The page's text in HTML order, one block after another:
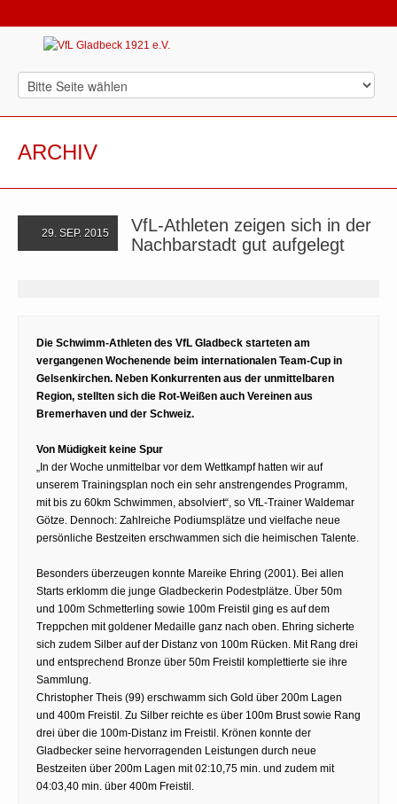
ARCHIV
29. SEP. 2015
VfL-Athleten zeigen sich in der
Nachbarstadt gut aufgelegt
Die Schwimm-Athleten des VfL Gladbeck starteten am
vergangenen Wochenende beim internationalen Team-Cup in
Gelsenkirchen. Neben Konkurrenten aus der unmittelbaren
Region, stellten sich die Rot-Weißen auch Vereinen aus
Bremerhaven und der Schweiz.
Von Müdigkeit keine Spur
„In der Woche unmittelbar vor dem Wettkampf hatten wir auf
unserem Trainingsplan noch ein sehr anstrengendes Programm,
mit bis zu 60km Schwimmen, absolviert“, so VfL-Trainer Waldemar
Götze. Dennoch: Zahlreiche Podiumsplätze und vielfache neue
persönliche Bestzeiten erschwammen sich die heimischen Talente.
Besonders überzeugen konnte Mareike Ehring (2001). Bei allen
Starts erklomm die junge Gladbeckerin Podestplätze. Über 50m
und 100m Schmetterling sowie 100m Freistil ging es auf dem
Treppchen mit goldener Medaille ganz nach oben. Ehring sicherte
sich zudem Silber auf der Distanz von 100m Rücken. Mit Rang drei
und entsprechend Bronze über 50m Freistil komplettierte sie ihre
Sammlung.
Christopher Theis (99) erschwamm sich Gold über 200m Lagen
und 400m Freistil. Zu Silber reichte es über 100m Brust sowie Rang
drei über die 100m-Distanz im Freistil. Krönen konnte der
Gladbecker seine hervorragenden Leistungen durch neue
Bestzeiten über 200m Lagen mit 02:10,75 min. und zudem mit
04:03,40 min. über 400m Freistil.